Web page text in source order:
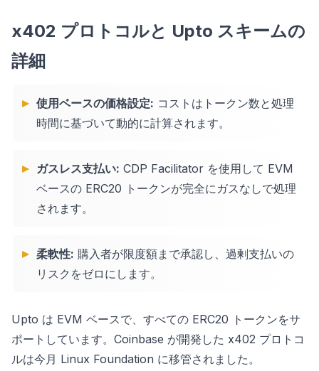
x402 プロトコルと Upto スキームの
詳細
使用ベースの価格設定: コストはトークン数と処理
時間に基づいて動的に計算されます。
ガスレス支払い: CDP Facilitator を使用して EVM
ベースの ERC20 トークンが完全にガスなしで処理
されます。
柔軟性: 購入者が限度額まで承認し、過剰支払いの
リスクをゼロにします。
Upto は EVM ベースで、すべての ERC20 トークンをサ
ポートしています。Coinbase が開発した x402 プロトコ
ルは今月 Linux Foundation に移管されました。